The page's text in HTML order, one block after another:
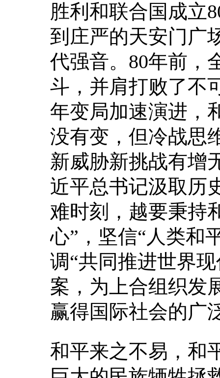
胜利和联合国成立
到庄严的天安门广
代强音。80年前，
斗，并肩打败了不
年变局加速演进，
没有变，但冷战思
新威胁新挑战有增
近平总书记汲取历
难时刻，越要秉持
心”，坚信“人类和
调“共同推进世界
案，为上合组织发
赢得国际社会的广
和平来之不易，和